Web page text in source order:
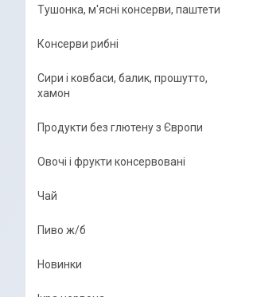
Тушонка, м'ясні консерви, паштети
Консерви рибні
Сири і ковбаси, балик, прошутто,
хамон
Продукти без глютену з Європи
Овочі і фрукти консервовані
Чай
Пиво ж/б
Новинки